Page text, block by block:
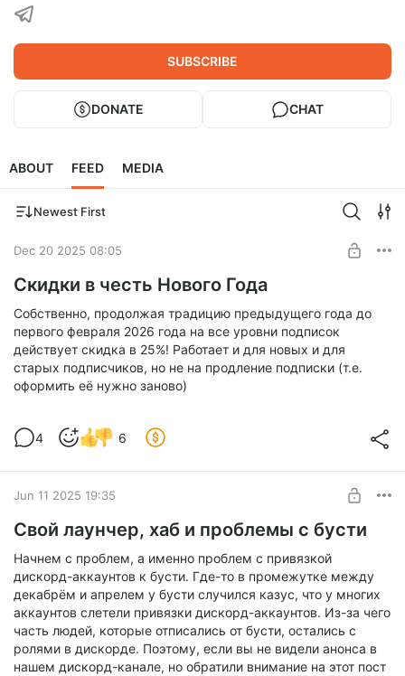
SUBSCRIBE
DONATE CHAT
ABOUT FEED MEDIA
Newest First
Dec 20 2025 08:05
Скидки в честь Нового Года
Собственно, продолжая традицию предыдущего года до
первого февраля 2026 года на все уровни подписок
действует скидка в 25%! Работает и для новых и для
старых подписчиков, но не на продление подписки (т.е.
оформить её нужно заново)
4 6
Jun 11 2025 19:35
Свой лаунчер, хаб и проблемы с бусти
Начнем с проблем, а именно проблем с привязкой
дискорд-аккаунтов к бусти. Где-то в промежутке между
декабрём и апрелем у бусти случился казус, что у многих
аккаунтов слетели привязки дискорд-аккаунтов. Из-за чего
часть людей, которые отписались от бусти, остались с
ролями в дискорде. Поэтому, если вы не видели анонса в
нашем дискорд-канале, но обратили внимание на этот пост